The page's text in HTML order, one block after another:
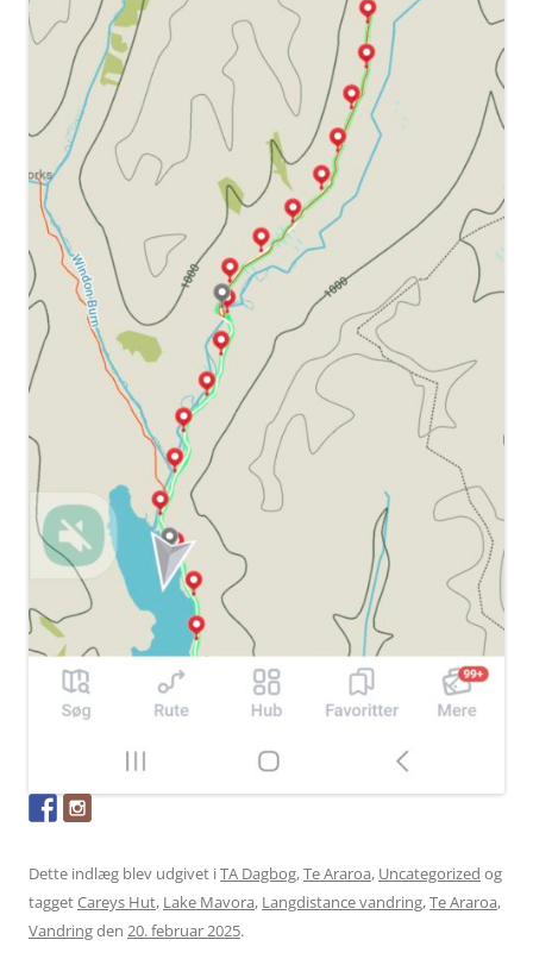
Dette indlæg blev udgivet iTA Dagbog,Te Araroa, Uncategorized og
taggetCareys Hut, Lake Mavora, Langdistance vandring,Te Araroa,
Vandringden 20. februar 2025.